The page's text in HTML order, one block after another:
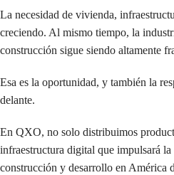
La necesidad de vivienda,
creciendo. Al mismo tiempo, la
construcción sigue siendo altamente
Esa es la oportunidad, y también la
delante.
En QXO, no solo distribuimos
infraestructura digital que impulsará
construcción y desarrollo en América